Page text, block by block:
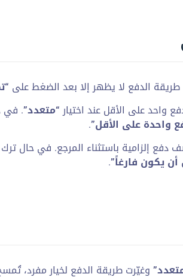
الدفع لا يظهر إلا بعد الضغط على
على الأقل عند اختيار“متعدد”. في
واحدة على الأقل”.
إلزامية باستثناء المرجع. في حال
يكون فارغاً”.
وغيّرت طريقة الدفع لخيار مفرد،